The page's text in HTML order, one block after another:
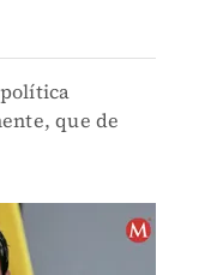
que de